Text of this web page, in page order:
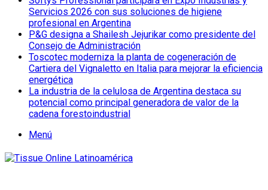
Servicios 2026 con sus soluciones de higiene
profesional en Argentina
P&G designa a Shailesh Jejurikar como presidente del
Consejo de Administración
Toscotec moderniza la planta de cogeneración de
Cartiera del Vignaletto en Italia para mejorar la eficiencia
energética
La industria de la celulosa de Argentina destaca su
potencial como principal generadora de valor de la
cadena forestoindustrial
Menú